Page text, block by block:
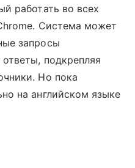
работать во всех
Система может
запросы
ответы, подкрепляя
Но пока
на английском языке